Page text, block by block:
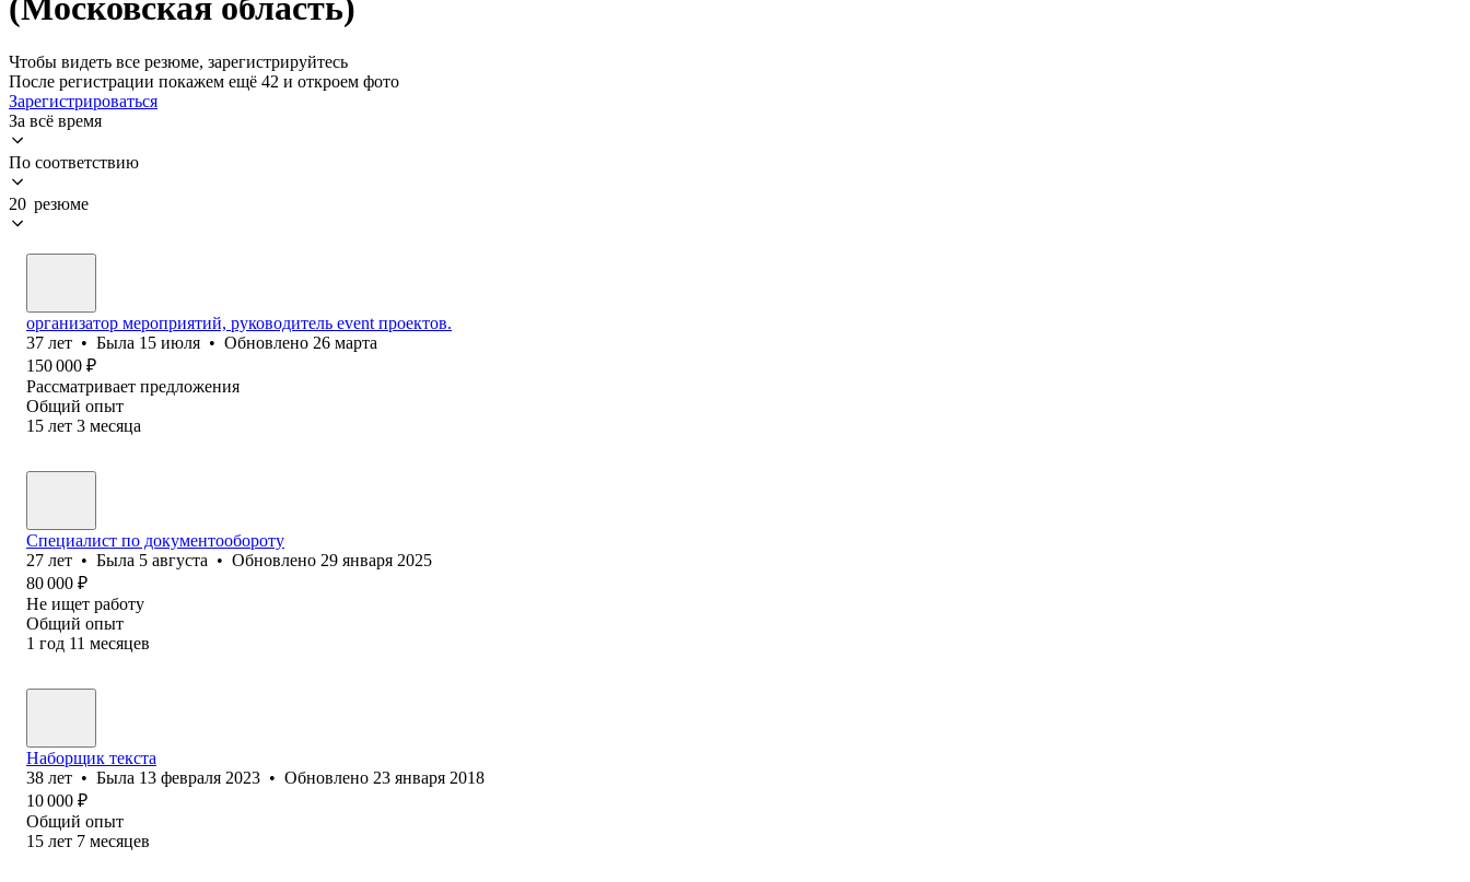
(Московская область)
Чтобы видеть все резюме, зарегистрируйтесь
После регистрации покажем ещё 42 и откроем фото
Зарегистрироваться
За всё время
По соответствию
20 резюме
организатор мероприятий, руководитель event проектов.
37 лет • Была 15 июля • Обновлено 26 марта
150 000 ₽
Рассматривает предложения
Общий опыт
15 лет 3 месяца
Специалист по документообороту
27 лет • Была 5 августа • Обновлено 29 января 2025
80 000 ₽
Не ищет работу
Общий опыт
1 год 11 месяцев
Наборщик текста
38 лет • Была 13 февраля 2023 • Обновлено 23 января 2018
10 000 ₽
Общий опыт
15 лет 7 месяцев